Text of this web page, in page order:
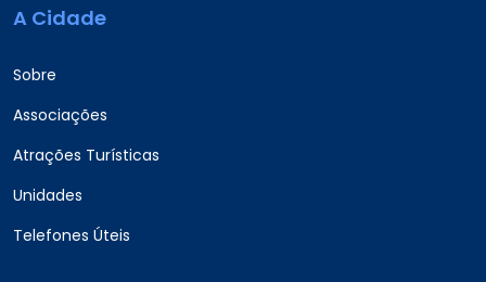
A Cidade
Sobre
Associações
Atrações Turísticas
Unidades
Telefones Úteis